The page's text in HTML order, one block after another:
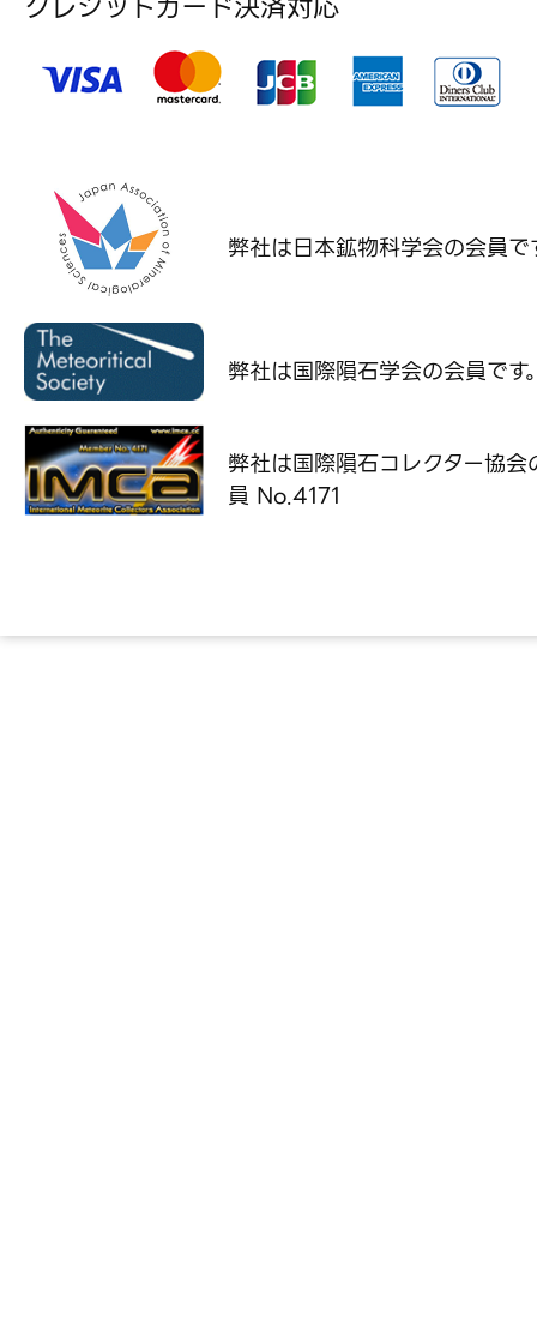
弊社は日本鉱物科学会の会員で
弊社は国際隕石学会の会員です
弊社は国際隕石コレクター協会
員 No.4171